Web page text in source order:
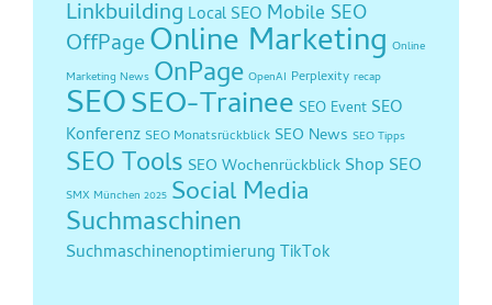
Linkbuilding Local SEO Mobile SEO
OffPageOnline Marketing Online
Marketing News OnPage OpenAI Perplexity recap
SEOSEO-Trainee SEO Event SEO
Konferenz SEO Monatsrückblick SEO News SEO Tipps
SEO Tools SEO Wochenrückblick Shop SEO
SMX München 2025 Social Media
Suchmaschinen
Suchmaschinenoptimierung TikTok